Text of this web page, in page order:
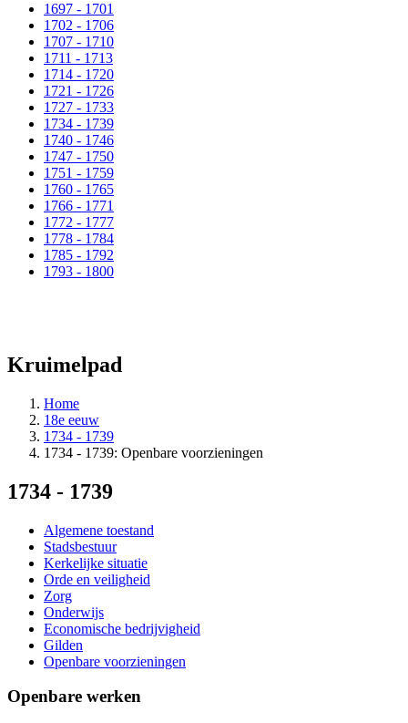
1697 - 1701
1702 - 1706
1707 - 1710
1711 - 1713
1714 - 1720
1721 - 1726
1727 - 1733
1734 - 1739
1740 - 1746
1747 - 1750
1751 - 1759
1760 - 1765
1766 - 1771
1772 - 1777
1778 - 1784
1785 - 1792
1793 - 1800
Kruimelpad
Home
18e eeuw
1734 - 1739
1734 - 1739: Openbare voorzieningen
1734 - 1739
Algemene toestand
Stadsbestuur
Kerkelijke situatie
Orde en veiligheid
Zorg
Onderwijs
Economische bedrijvigheid
Gilden
Openbare voorzieningen
Openbare werken